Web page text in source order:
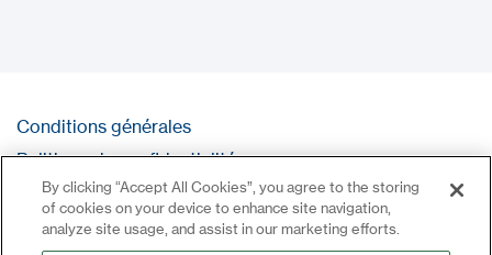
Conditions générales
Politique de confidentialité
Contact
Se connecter
By clicking “Accept All Cookies”, you agree to the storing
of cookies on your device to enhance site navigation,
analyze site usage, and assist in our marketing efforts.